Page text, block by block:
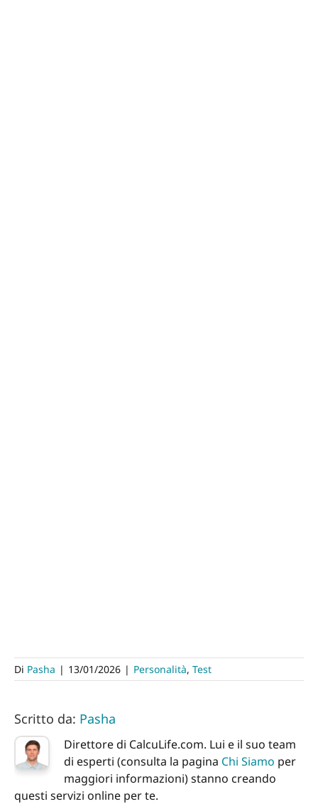
Di Pasha | 13/01/2026 | Personalità, Test
Scritto da: Pasha
Direttore di CalcuLife.com. Lui e il suo team
di esperti (consulta la pagina Chi Siamo per
maggiori informazioni) stanno creando
questi servizi online per te.